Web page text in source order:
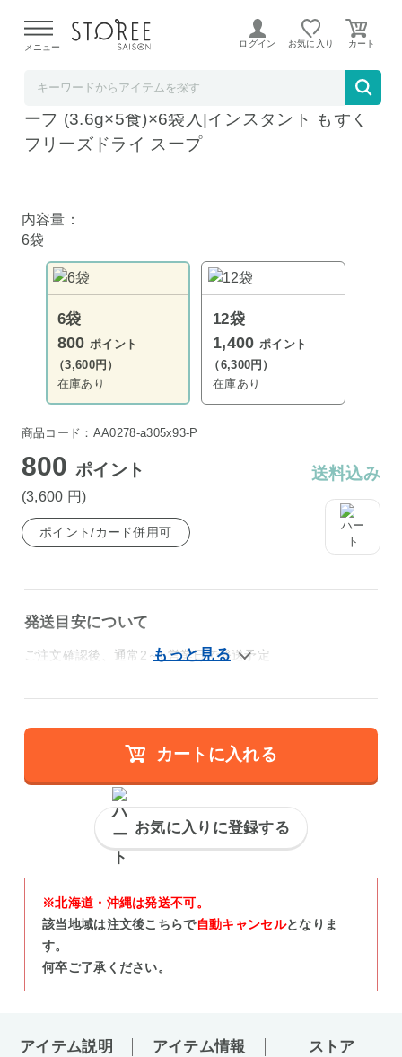
よる配送遅延が発生しております。
メニュー ログイン お気に入り
東洋水産 マルちゃん 素材のチカラ もずくス
ープ (3.6g×5食)×6袋入|インスタント もずく
フリーズドライ スープ
内容量：
6袋
6袋
800ポイント
（3,600円）
在庫あり
12袋
1,400 ポイント
（6,300円）
在庫あり
商品コード：AA0278-a305x93-P
800ポイント
(3,600 円)
送料込み
ポイント/カード併用可
発送目安について
ご注文確認後、通常2～5営業日で発送予定
カートに入れる
お気に入りに登録する
※北海道・沖縄は発送不可。
該当地域は注文後こちらで自動キャンセルとなりま
す。
何卒ご了承ください。
アイテム説明 アイテム情報 ストア